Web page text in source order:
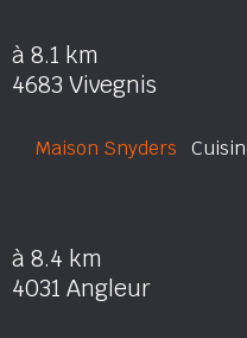
à 8.1 km
4683 Vivegnis
Maison Snyders
à 8.4 km
4031 Angleur